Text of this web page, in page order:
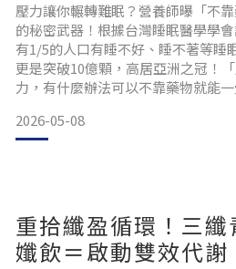
壓力讓你輾轉難眠？營養師曝「不靠
的秘密武器！根據台灣睡眠醫學學
有1/5的人口有睡不好、睡不著等睡
更是突破10億顆，高居亞洲之冠！
力，有什麼辦法可以不靠藥物就能
睡」雙助眠組合為什麼乖乖生技的雙
脫輾轉難眠、數羊數到天亮？這一切
2026-05-08
重拾纖盈循環！三
孅飲＝啟動雙效代謝